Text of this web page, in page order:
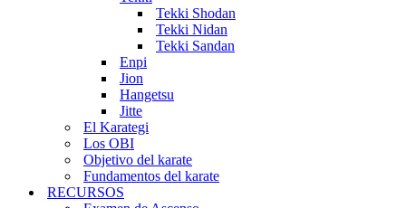
Tekki Shodan
Tekki Nidan
Tekki Sandan
Enpi
Jion
Hangetsu
Jitte
El Karategi
Los OBI
Objetivo del karate
Fundamentos del karate
RECURSOS